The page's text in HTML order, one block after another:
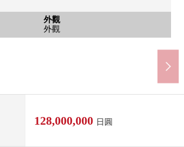
外觀
外觀
外觀
外觀
入口
入口
入口
入口
大廳
共有部分
共有部分
風景
風景
風景
風景
風景
風景
LIFE中野坂上店(約340m)
步行5分鐘。步行4分鐘
Olympic中野坂上店(約540m)
步行7分鐘。
中野Sun Bright店(約290m)
步行4分鐘。
杉藥房中野坂上店(約290m)
步行4分鐘。步行7分鐘
中野坂上店(約290m)
步行4分鐘。
128,000,000 日圓